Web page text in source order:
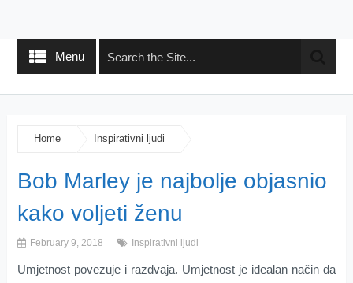
Menu
Home Inspirativni ljudi
Bob Marley je najbolje objasnio
kako voljeti ženu
February 9, 2018 Inspirativni ljudi
Umjetnost povezuje i razdvaja. Umjetnost je idealan način da